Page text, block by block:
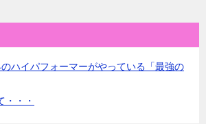
ハイパフォーマーがやっている「最強の
・・・